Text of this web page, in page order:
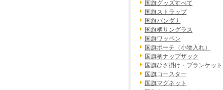
国旗グッズすべて
国旗ストラップ
国旗バンダナ
国旗柄サングラス
国旗ワッペン
国旗ポーチ（小物入れ）
国旗柄ナップザック
国旗ひざ掛け・ブランケット
国旗コースター
国旗マグネット